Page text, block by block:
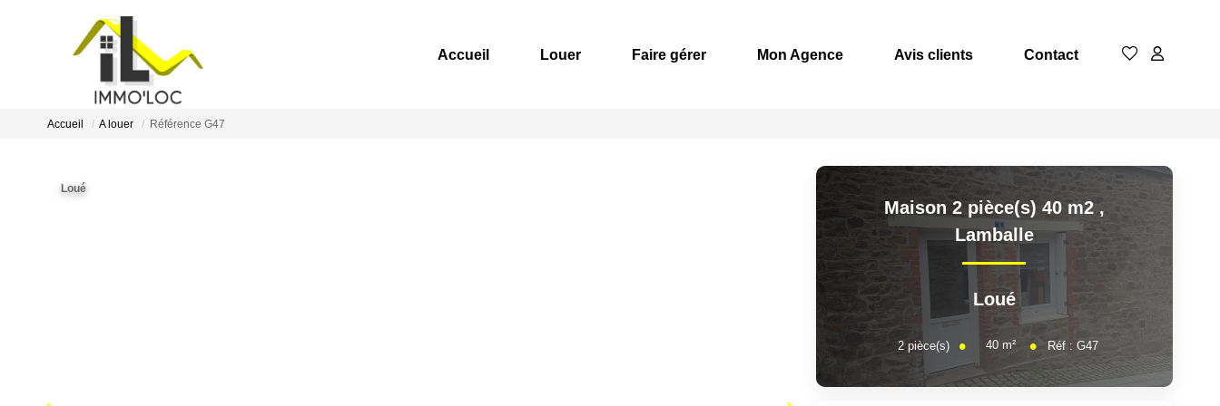
Accueil Louer Faire gérer Mon Agence Avis clients Contact
Accueil A louer Référence G47
Loué
Maison 2 pièce(s) 40 m2,
Lamballe
Loué
2 pièce(s) 40 m² Réf : G47